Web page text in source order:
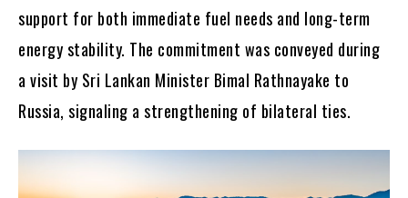
support for both immediate fuel needs and long-term
energy stability. The commitment was conveyed during
a visit by Sri Lankan Minister Bimal Rathnayake to
Russia, signaling a strengthening of bilateral ties.